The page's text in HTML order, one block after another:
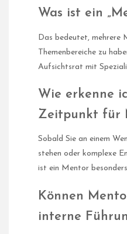
Was ist ein
Das bedeutet, mehrere
Themenbereiche zu
Aufsichtsrat mit
Wie erkenne
Zeitpunkt für
Sobald Sie an einem
stehen oder komplexe
ist ein Mentor
Können
interne